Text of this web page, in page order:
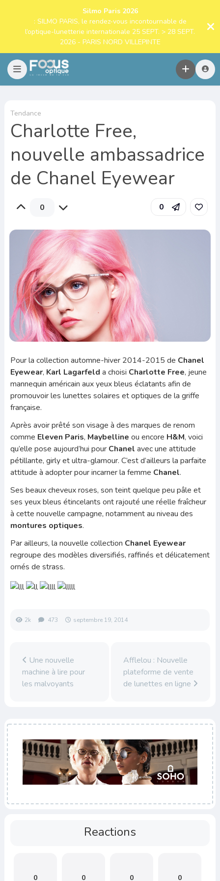
Silmo Paris 2026
: SILMO PARIS, le rendez-vous incontournable de
l’optique-lunetterie internationale 25 SEPT. > 28 SEPT.
2026 - PARIS NORD VILLEPINTE
Tendance
Charlotte Free,
nouvelle ambassadrice
de Chanel Eyewear
0 0
Pour la collection automne-hiver 2014-2015 de Chanel
Eyewear, Karl Lagarfeld a choisi Charlotte Free, jeune
mannequin américain aux yeux bleus éclatants afin de
promouvoir les lunettes solaires et optiques de la griffe
française.
Après avoir prêté son visage à des marques de renom
comme Eleven Paris, Maybelline ou encore H&M, voici
qu’elle pose aujourd’hui pour Chanel avec une attitude
pétillante, girly et ultra-glamour. C’est d’ailleurs la parfaite
attitude à adopter pour incarner la femme Chanel.
Ses beaux cheveux roses, son teint quelque peu pâle et
ses yeux bleus étincelants ont rajouté une réelle fraîcheur
à cette nouvelle campagne, notamment au niveau des
montures optiques.
Par ailleurs, la nouvelle collection Chanel Eyewear
regroupe des modèles diversifiés, raffinés et délicatement
ornés de strass.
2k 473 septembre 19, 2014
Une nouvelle
machine à lire pour
les malvoyants
Afflelou : Nouvelle
plateforme de vente
de lunettes en ligne
Reactions
0 0 0 0